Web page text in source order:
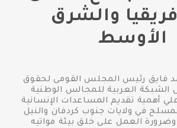
والشرق
الأوسط
فايق رئيس المجلس القومى لحقوق
الشبكة العربية للمجالس الوطنية
أهمية تقديم المساعدات الإنسانية
في ولايات جنوب كردفان والنيل
وضرورة العمل على خلق بيئة مواتيه